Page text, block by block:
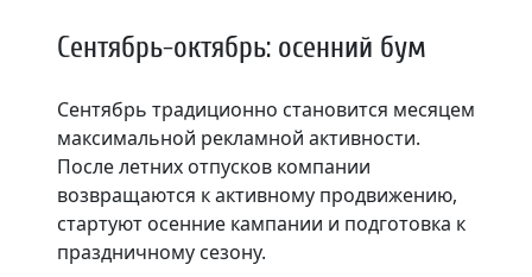
Сентябрь-октябрь: осенний бум
Сентябрь традиционно становится месяцем
максимальной рекламной активности.
После летних отпусков компании
возвращаются к активному продвижению,
стартуют осенние кампании и подготовка к
праздничному сезону.